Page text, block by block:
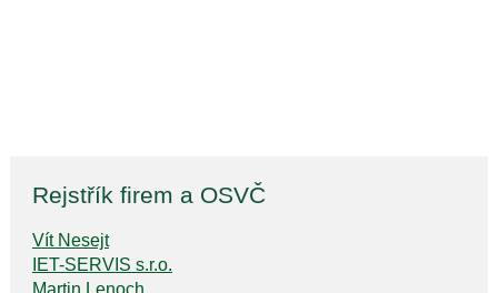
Rejstřík firem a OSVČ
Vít Nesejt
IET-SERVIS s.r.o.
Martin Lenoch